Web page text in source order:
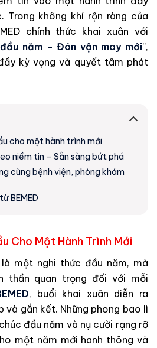
Trong không khí rộn ràng của
chính thức khai xuân với
năm – Đón vận may mới”,
kỳ vọng và quyết tâm phát
cho một hành trình mới
niềm tin – Sẵn sàng bứt phá
cùng bệnh viện, phòng khám
BEMED
Cho Một Hành Trình Mới
một nghi thức đầu năm, mà
thần quan trọng đối với mỗi
, buổi khai xuân diễn ra
và gắn kết. Những phong bao lì
đầu năm và nụ cười rạng rỡ
một năm mới hanh thông và